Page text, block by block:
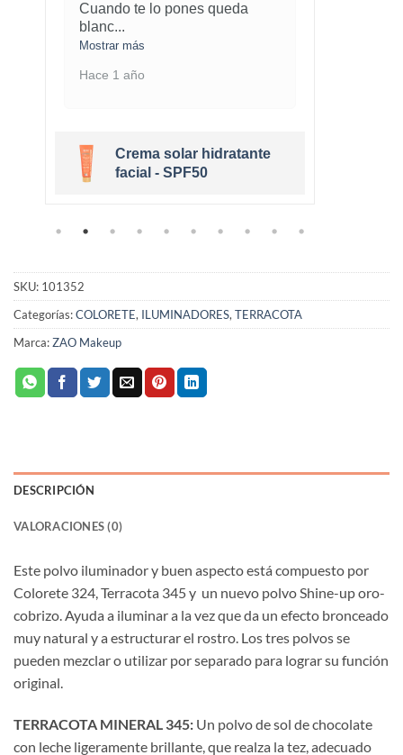
Cuando te lo pones queda
blanc...
Mostrar más
Hace 1 año
Crema solar hidratante
facial - SPF50
SKU: 101352
Categorías:COLORETE, ILUMINADORES,TERRACOTA
Marca:ZAO Makeup
DESCRIPCIÓN
VALORACIONES (0)
Este polvo iluminador y buen aspecto está compuesto por
Colorete 324, Terracota 345 y un nuevo polvo Shine-up oro-
cobrizo. Ayuda a iluminar a la vez que da un efecto bronceado
muy natural y a estructurar el rostro. Los tres polvos se
pueden mezclar o utilizar por separado para lograr su función
original.
TERRACOTA MINERAL 345: Un polvo de sol de chocolate
con leche ligeramente brillante, que realza la tez, adecuado